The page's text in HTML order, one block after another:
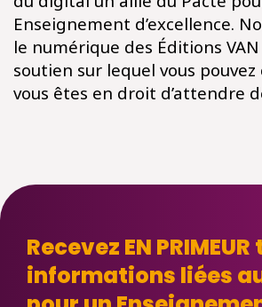
Enseignement d’excellence.
le numérique des Éditions
soutien sur lequel vous
vous êtes en droit d’attendre
Recevez EN
informations liées